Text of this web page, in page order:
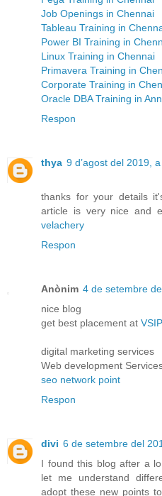
Job Openings in Chennai
Tableau Training in
Power BI Training in
Linux Training in Chennai
Primavera Training in
Corporate Training in
Oracle DBA Training in
Respon
thya 9 d’agost del 2019,
thanks for your details
article is very nice and
velachery
Respon
Anònim 4 de setembre
nice blog
get best placement at
digital marketing services
Web development
seo network point
Respon
divi 6 de setembre del
I found this blog after a
let me understand
adopt these new points